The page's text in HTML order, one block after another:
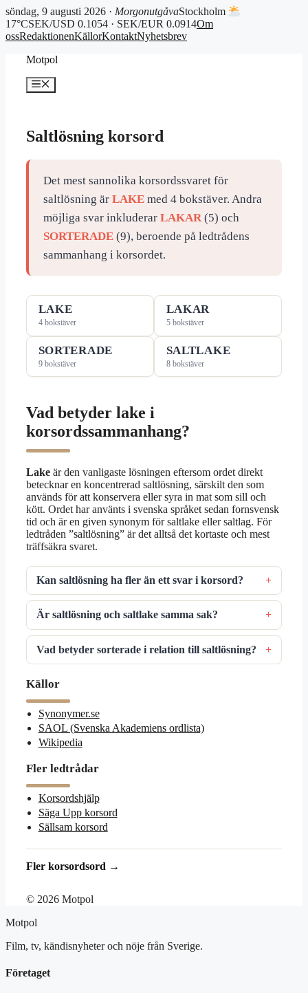
söndag, 9 augusti 2026 · MorgonutgåvaStockholm
17°CSEK/USD 0.1054 · SEK/EUR 0.0914Om
ossRedaktionenKällorKontaktNyhetsbrev
Motpol
Meny
Saltlösning korsord
Det mest sannolika korsordssvaret för
saltlösning är LAKEmed 4 bokstäver. Andra
möjliga svar inkluderar LAKAR(5) och
SORTERADE(9), beroende på ledtrådens
sammanhang i korsordet.
LAKE
4 bokstäver
LAKAR
5 bokstäver
SORTERADE
9 bokstäver
SALTLAKE
8 bokstäver
Vad betyder lake i
korsordssammanhang?
Lake är den vanligaste lösningen eftersom ordet direkt
betecknar en koncentrerad saltlösning, särskilt den som
används för att konservera eller syra in mat som sill och
kött. Ordet har använts i svenska språket sedan fornsvensk
tid och är en given synonym för saltlake eller saltlag. För
ledtråden ”saltlösning” är det alltså det kortaste och mest
träffsäkra svaret.
Kan saltlösning ha fler än ett svar i korsord?
Är saltlösning och saltlake samma sak?
Vad betyder sorterade i relation till saltlösning?
Källor
Synonymer.se
SAOL (Svenska Akademiens ordlista)
Wikipedia
Fler ledtrådar
Korsordshjälp
Säga Upp korsord
Sällsam korsord
Fler korsordsord →
© 2026 Motpol
Motpol
Film, tv, kändisnyheter och nöje från Sverige.
Företaget